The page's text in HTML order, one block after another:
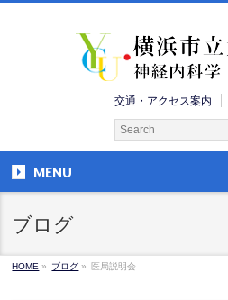
交通・アクセス案内
MENU
ブログ
HOME » ブログ » 医局説明会